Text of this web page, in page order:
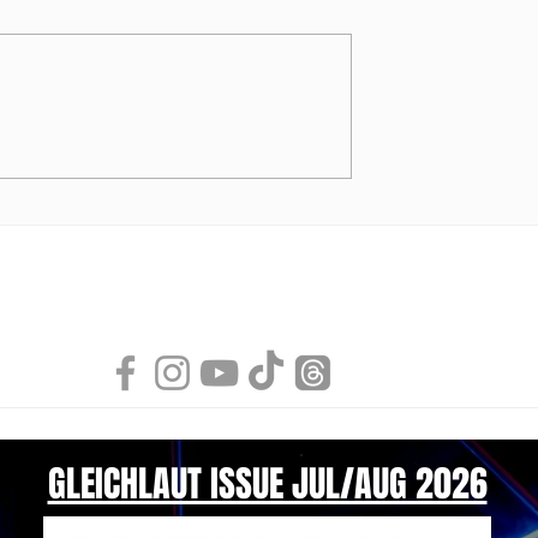
von MODUS VIVENDI
GLEICHLAUT ISSUE JUL/AUG 2026